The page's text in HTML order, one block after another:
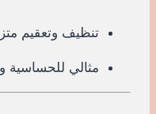
تنظيف وتعقيم
مثالي للحساسية